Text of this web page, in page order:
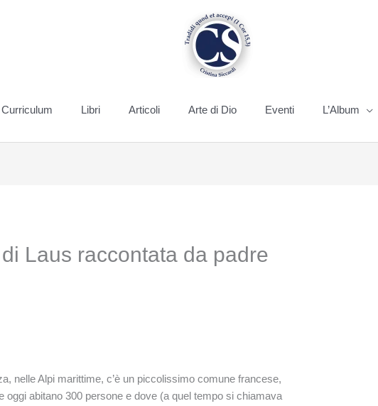
Curriculum Libri Articoli Arte di Dio Eventi L’Album
Laus raccontata da padre
nelle Alpi marittime, c’è un piccolissimo comune francese,
oggi abitano 300 persone e dove (a quel tempo si chiamava